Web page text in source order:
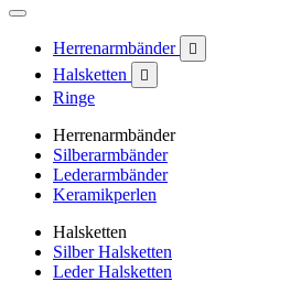
Herrenarmbänder 
Halsketten 
Ringe
Herrenarmbänder
Silberarmbänder
Lederarmbänder
Keramikperlen
Halsketten
Silber Halsketten
Leder Halsketten